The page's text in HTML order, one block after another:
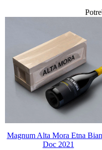
Magnum Alta Mora Etna
Doc 2021